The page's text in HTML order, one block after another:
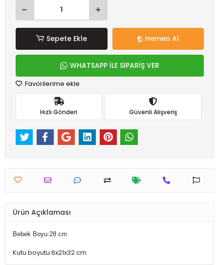
Sepete Ekle Hemen Al
WHATSAPP İLE SİPARİŞ VER
Favorilerime ekle
Hızlı Gönderi Güvenli Alışveriş
Ürün Açıklaması
Bebek Boyu:28 cm
Kutu boyutu:6x21x32 cm